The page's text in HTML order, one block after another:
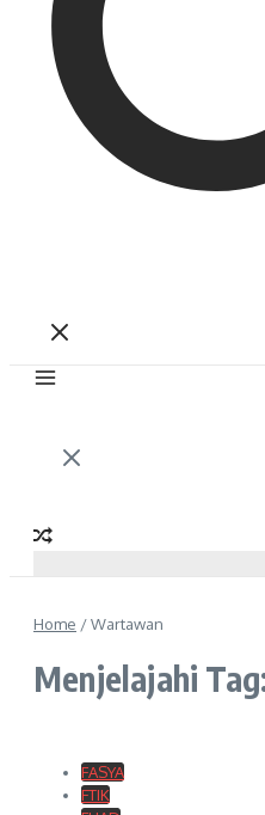
Home /Wartawan
Menjelajahi
FASYA
FTIK